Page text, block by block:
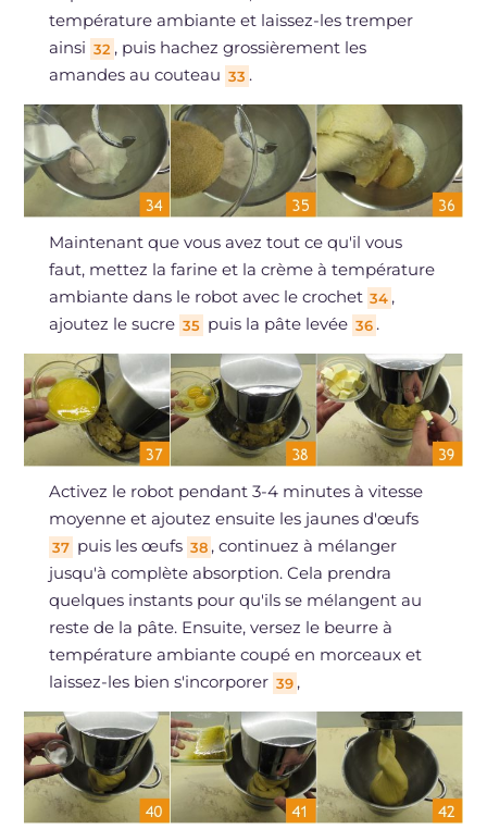
température ambiante et laissez-les tremper
ainsi 32 , puis hachez grossièrement les
amandes au couteau 33 .
Maintenant que vous avez tout ce qu'il vous
faut, mettez la farine et la crème à température
ambiante dans le robot avec le crochet 34 ,
ajoutez le sucre 35 puis la pâte levée 36 .
Activez le robot pendant 3-4 minutes à vitesse
moyenne et ajoutez ensuite les jaunes d'œufs
37 puis les œufs 38 , continuez à mélanger
jusqu'à complète absorption. Cela prendra
quelques instants pour qu'ils se mélangent au
reste de la pâte. Ensuite, versez le beurre à
température ambiante coupé en morceaux et
laissez-les bien s'incorporer 39 ,